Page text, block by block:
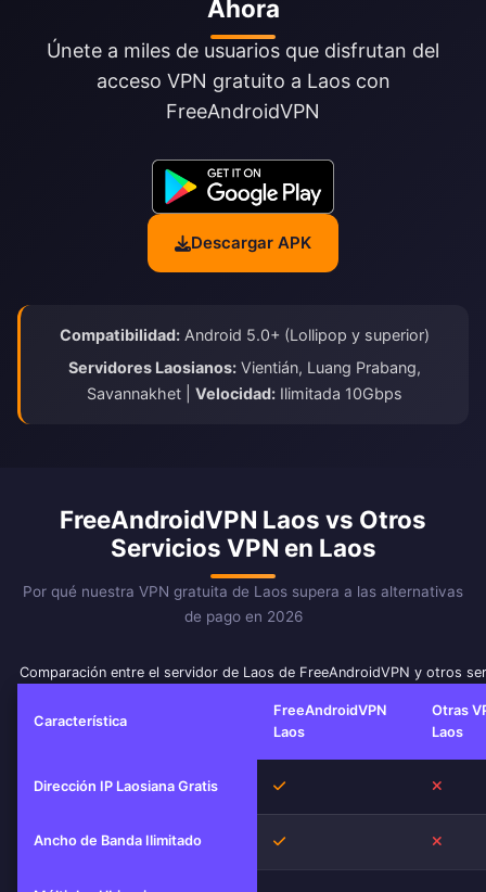
Ahora
Únete a miles de usuarios que disfrutan del
acceso VPN gratuito a Laos con
FreeAndroidVPN
Descargar APK
Compatibilidad: Android 5.0+ (Lollipop y superior)
Servidores Laosianos: Vientián, Luang Prabang,
Savannakhet | Velocidad: Ilimitada 10Gbps
FreeAndroidVPN Laos vs Otros
Servicios VPN en Laos
Por qué nuestra VPN gratuita de Laos supera a las alternativas
de pago en 2026
Comparación entre el servidor de Laos de FreeAndroidVPN y otros
Característica
FreeAndroidVPN
Laos
Otras
Laos
Dirección IP Laosiana Gratis Sí
Ancho de Banda Ilimitado Sí